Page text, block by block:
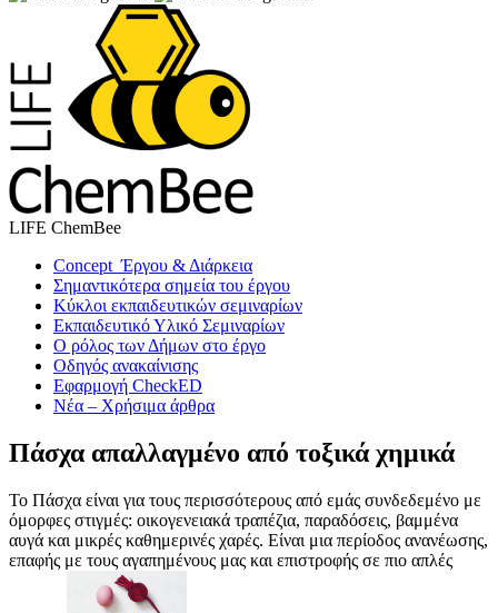
LIFE ChemBee
Concept Έργου & Διάρκεια
Σημαντικότερα σημεία του έργου
Κύκλοι εκπαιδευτικών σεμιναρίων
Εκπαιδευτικό Υλικό Σεμιναρίων
Ο ρόλος των Δήμων στο έργο
Οδηγός ανακαίνισης
Εφαρμογή CheckED
Νέα – Χρήσιμα άρθρα
Πάσχα απαλλαγμένο από τοξικά χημικά
Το Πάσχα είναι για τους περισσότερους από εμάς συνδεδεμένο με
όμορφες στιγμές: οικογενειακά τραπέζια, παραδόσεις, βαμμένα
αυγά και μικρές καθημερινές χαρές. Είναι μια περίοδος ανανέωσης,
επαφής με τους αγαπημένους μας και επιστροφής σε πιο απλές